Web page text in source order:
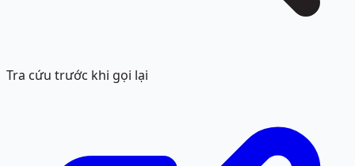
Tra cứu trước khi gọi lại